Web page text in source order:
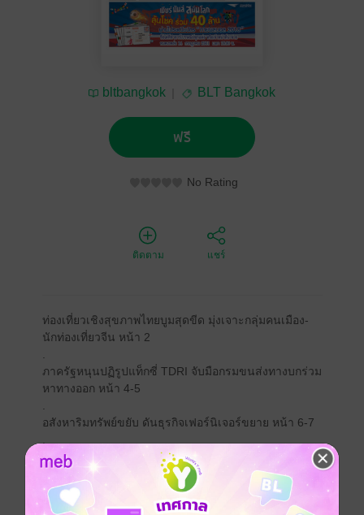
bltbangkok BLT Bangkok
ฟรี
No Rating
ติดตาม แชร์
ท่องเที่ยวเชิงสุขภาพไทยบูมสุดขีด มุ่งเจาะกลุ่มคนเมือง-
นักท่องเที่ยวจีน หน้า 2
ภาครัฐหนุนปฏิรูปแท็กซี่ TDRI จับมือกรมขนส่งทางบกร่วม
หาทางออก หน้า 4-5
อสังหาริมทรัพย์ขยับ ดันธุรกิจเฟอร์นิเจอร์ขยาย หน้า 6-7
Event Banana ทุกอีเวนท์เป็นเรื่องง่าย และ 500 TukTuks
จับมือธุรกิจยักษ์ใหญ่ในไทยผลักดันสตาร์ทอัพ หน้า 8
.
ไฮไลต์เวิลด์คัพ รัสเซีย เก็บตกจากรอบแรก พร้อมเกร็ด